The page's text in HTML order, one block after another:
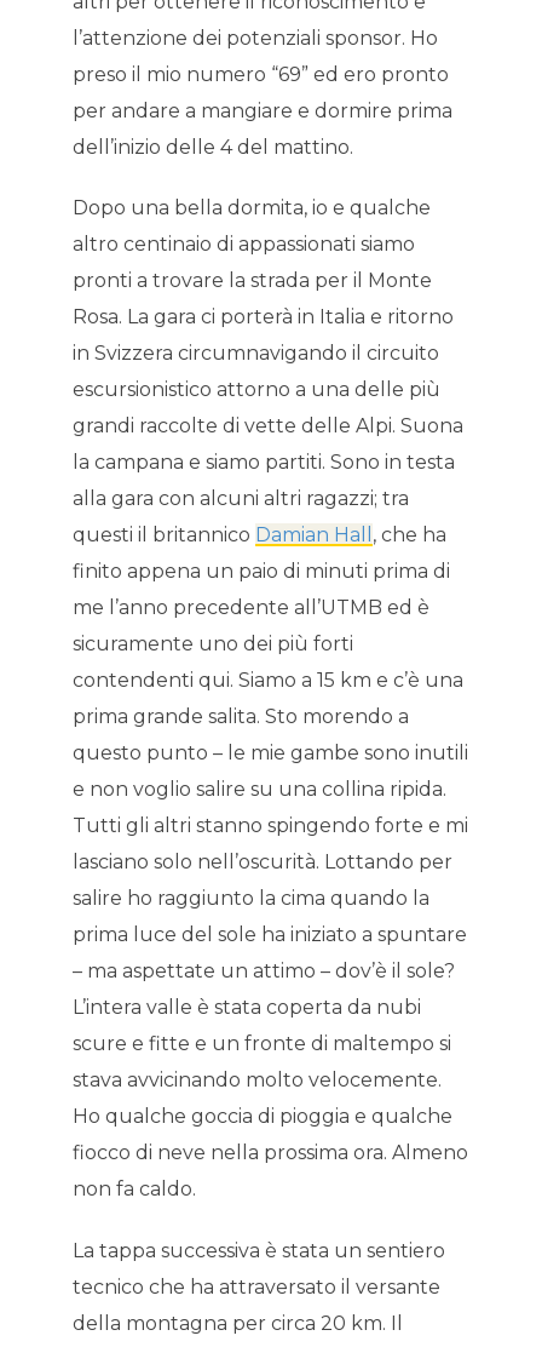
l’attenzione dei potenziali sponsor. Ho
preso il mio numero “69” ed ero pronto
per andare a mangiare e dormire prima
dell’inizio delle 4 del mattino.
Dopo una bella dormita, io e qualche
altro centinaio di appassionati siamo
pronti a trovare la strada per il Monte
Rosa. La gara ci porterà in Italia e ritorno
in Svizzera circumnavigando il circuito
escursionistico attorno a una delle più
grandi raccolte di vette delle Alpi. Suona
la campana e siamo partiti. Sono in testa
alla gara con alcuni altri ragazzi; tra
questi il britannico Damian Hall , che ha
finito appena un paio di minuti prima di
me l’anno precedente all’UTMB ed è
sicuramente uno dei più forti
contendenti qui. Siamo a 15 km e c’è una
prima grande salita. Sto morendo a
questo punto – le mie gambe sono inutili
e non voglio salire su una collina ripida.
Tutti gli altri stanno spingendo forte e mi
lasciano solo nell’oscurità. Lottando per
salire ho raggiunto la cima quando la
prima luce del sole ha iniziato a spuntare
– ma aspettate un attimo – dov’è il sole?
L’intera valle è stata coperta da nubi
scure e fitte e un fronte di maltempo si
stava avvicinando molto velocemente.
Ho qualche goccia di pioggia e qualche
fiocco di neve nella prossima ora. Almeno
non fa caldo.
La tappa successiva è stata un sentiero
tecnico che ha attraversato il versante
della montagna per circa 20 km. Il